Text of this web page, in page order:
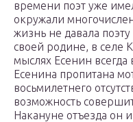
времени поэт уже
окружали
жизнь не давала
своей родине, в селе
мыслях Есенин
Есенина пропитана
восьмилетнего
возможность
Накануне отъезда он